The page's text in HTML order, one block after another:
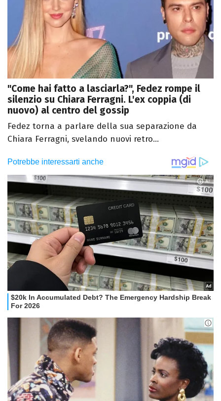
"Come hai fatto a lasciarla?", Fedez rompe il
silenzio su Chiara Ferragni. L'ex coppia (di
nuovo) al centro del gossip
Fedez torna a parlare della sua separazione da
Chiara Ferragni, svelando nuovi retro...